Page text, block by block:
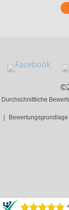
Durchschnittliche